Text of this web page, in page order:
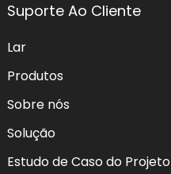
Suporte Ao Cliente
Lar
Produtos
Sobre nós
Solução
Estudo de Caso do Projeto